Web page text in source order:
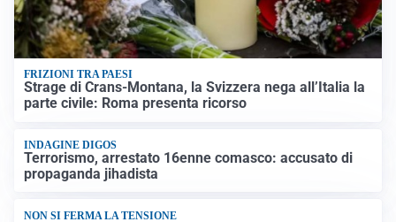
FRIZIONI TRA PAESI
Strage di Crans-Montana, la Svizzera nega all’Italia la
parte civile: Roma presenta ricorso
INDAGINE DIGOS
Terrorismo, arrestato 16enne comasco: accusato di
propaganda jihadista
NON SI FERMA LA TENSIONE